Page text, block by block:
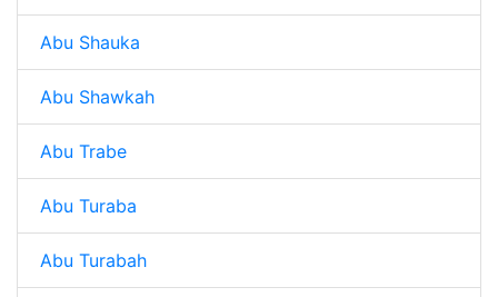
Abu Shauka
Abu Shawkah
Abu Trabe
Abu Turaba
Abu Turabah